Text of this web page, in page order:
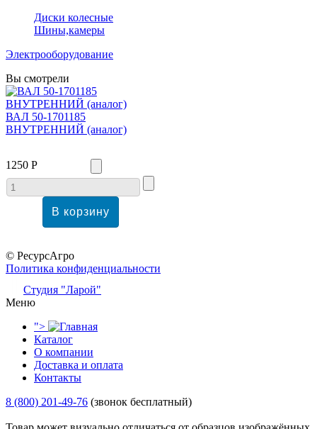
Диски колесные
Шины,камеры
Электрооборудование
Вы смотрели
ВАЛ 50-1701185
ВНУТРЕННИЙ (аналог)
1250 Р
© РесурсАгро
Политика конфиденциальности
Студия "Ларой"
Меню
">
Каталог
О компании
Доставка и оплата
Контакты
8 (800) 201-49-76 (звонок бесплатный)